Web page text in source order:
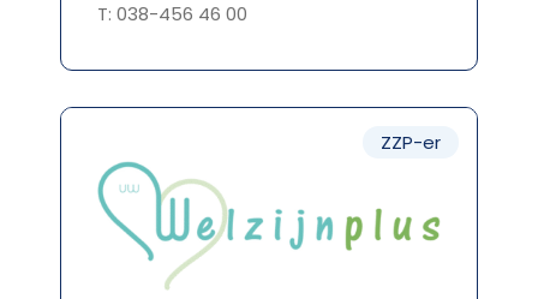
T: 038-456 46 00
ZZP-er